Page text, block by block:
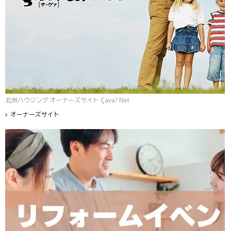
北洲ハウジング オーナーズサイト Çava? Net
オーナーズサイト